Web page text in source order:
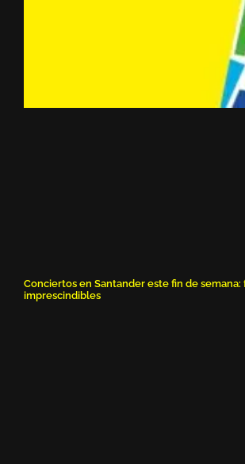
Conciertos en Santander este fin de semana:
imprescindibles